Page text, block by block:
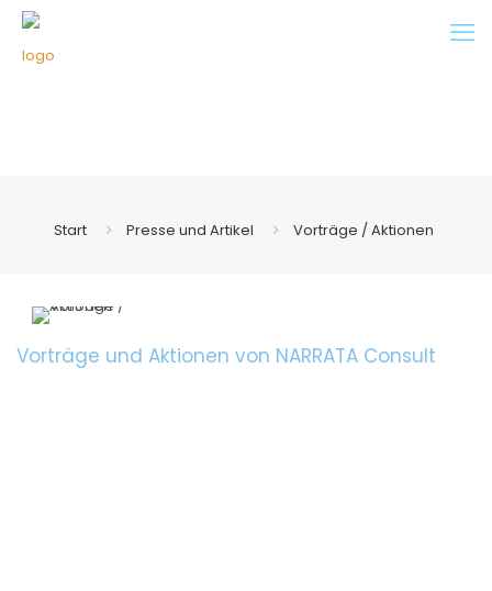
Start Presse und Artikel Vorträge / Aktionen
Vorträge und Aktionen von NARRATA Consult